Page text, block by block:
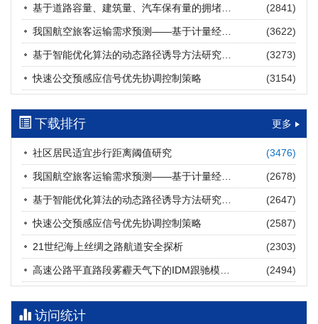
2026, 12(3): 176-189.https://doi.org/10.16503/j.cnki.2095-
9931.2026.03.014
摘要 (11) HTML(11)
西部陆海新通道氢走廊建设对交通运输领域低碳转型的推动作
用
罗文格, 黄承锋, 关海长
2026, 12(3): 190-201.https://doi.org/10.16503/j.cnki.2095-
9931.2026.03.015
摘要 (22) HTML()
交能融合背景下零碳货运走廊利益主体的策略演化与影响因素
张海涛, 姚琛, 唐治豪, 谢明辉, 王元庆
2026, 12(3): 202-216.https://doi.org/10.16503/j.cnki.2095-
9931.2026.03.016
摘要 (20) HTML(18)
(2841)
(3622)
(3273)
快速公交预感应信号优先协调控制策略 (3154)
下载排行 更多
社区居民适宜步行距离阈值研究 (3476)
(2678)
(2647)
快速公交预感应信号优先协调控制策略 (2587)
21世纪海上丝绸之路航道安全探析 (2303)
(2494)
访问统计